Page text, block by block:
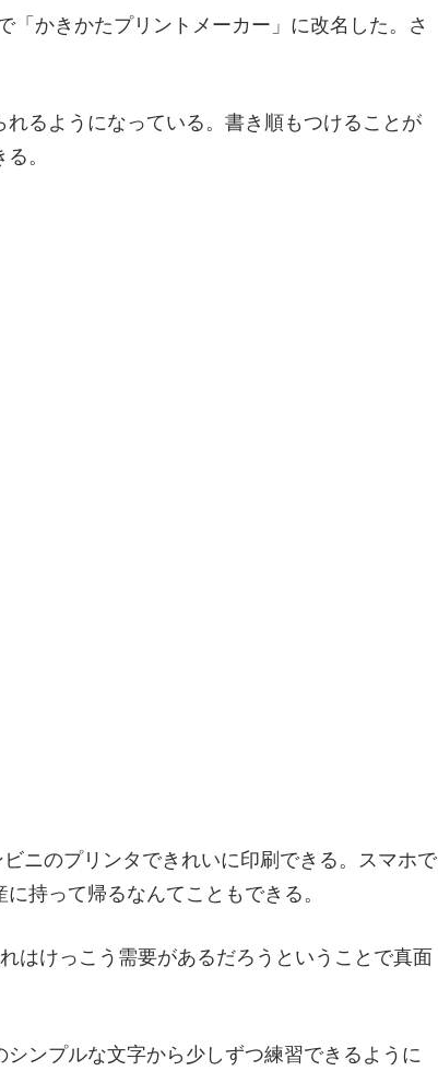
「かきかたプリントメーカー」に改名した。さ
るようになっている。書き順もつけることが
。
ニのプリンタできれいに印刷できる。スマホで
持って帰るなんてこともできる。
はけっこう需要があるだろうということで真面
ンプルな文字から少しずつ練習できるように